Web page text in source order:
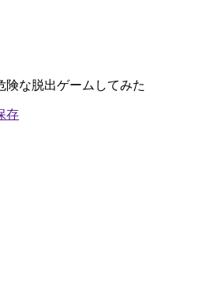
険な脱出ゲームしてみた